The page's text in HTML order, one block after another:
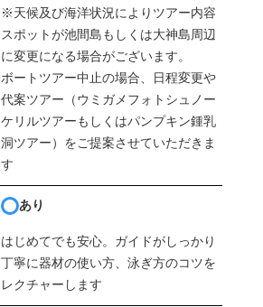
※天候及び海洋状況によりツアー内容
スポットが池間島もしくは大神島周辺
に変更になる場合がございます。
ボートツアー中止の場合、日程変更や
代案ツアー（ウミガメフォトシュノー
ケリルツアーもしくはパンプキン鍾乳
洞ツアー）をご提案させていただきま
す
あり
はじめてでも安心。ガイドがしっかり
丁寧に器材の使い方、泳ぎ方のコツを
レクチャーします